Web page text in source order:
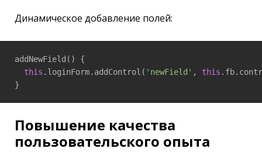
Динамическое добавление полей:
addNewField() {
this .loginForm.addControl( 'newField' , this
}
Повышение качества
пользовательского опыта